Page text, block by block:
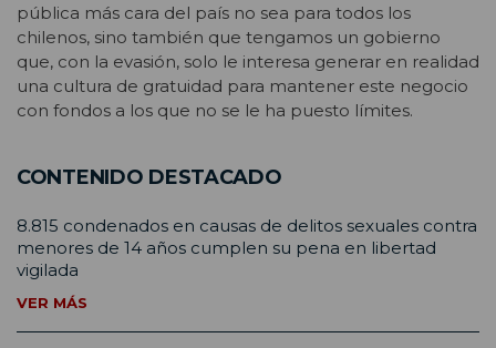
pública más cara del país no sea para todos los
chilenos, sino también que tengamos un gobierno
que, con la evasión, solo le interesa generar en realidad
una cultura de gratuidad para mantener este negocio
con fondos a los que no se le ha puesto límites.
CONTENIDO DESTACADO
8.815 condenados en causas de delitos sexuales contra
menores de 14 años cumplen su pena en libertad
vigilada
VER MÁS